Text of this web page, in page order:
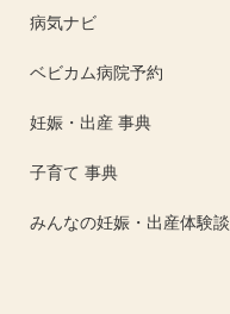
病気ナビ
ベビカム病院予約
妊娠・出産 事典
子育て 事典
みんなの妊娠・出産体験談